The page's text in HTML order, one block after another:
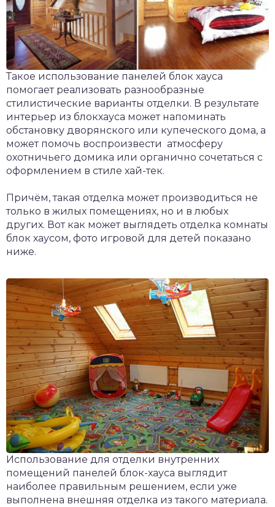
Такое использование панелей блок хауса
помогает реализовать разнообразные
стилистические варианты отделки. В результате
интерьер из блокхауса может напоминать
обстановку дворянского или купеческого дома, а
может помочь воспроизвести атмосферу
охотничьего домика или органично сочетаться с
оформлением в стиле хай-тек.
Причём, такая отделка может производиться не
только в жилых помещениях, но и в любых
других. Вот как может выглядеть отделка комнаты
блок хаусом, фото игровой для детей показано
ниже.
Использование для отделки внутренних
помещений панелей блок-хауса выглядит
наиболее правильным решением, если уже
выполнена внешняя отделка из такого материала.